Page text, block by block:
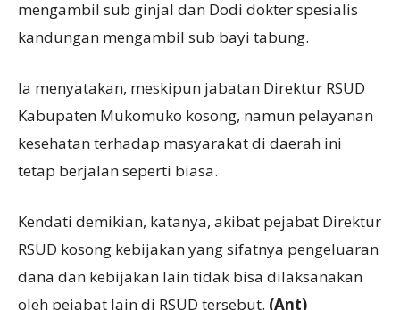
mengambil sub ginjal dan Dodi dokter spesialis
kandungan mengambil sub bayi tabung.
Ia menyatakan, meskipun jabatan Direktur RSUD
Kabupaten Mukomuko kosong, namun pelayanan
kesehatan terhadap masyarakat di daerah ini
tetap berjalan seperti biasa.
Kendati demikian, katanya, akibat pejabat Direktur
RSUD kosong kebijakan yang sifatnya pengeluaran
dana dan kebijakan lain tidak bisa dilaksanakan
oleh pejabat lain di RSUD tersebut. (Ant)